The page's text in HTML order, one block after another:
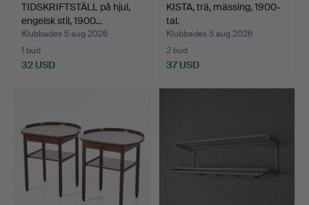
TIDSKRIFTSTÄLL på hjul,
engelsk stil, 1900…
Klubbades 5 aug 2026
1 bud
32 USD
KISTA, trä, mässing, 1900-
tal.
Klubbades 5 aug 2026
2 bud
37 USD